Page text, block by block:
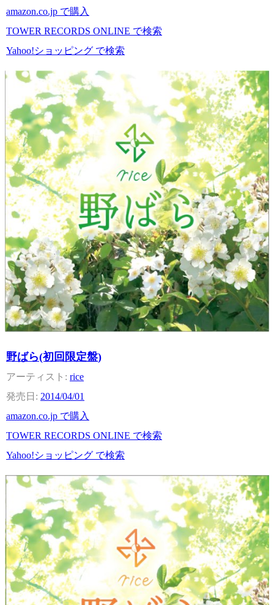
amazon.co.jp で購入
TOWER RECORDS ONLINE で検索
Yahoo!ショッピング で検索
野ばら(初回限定盤)
rice
2014/04/01
amazon.co.jp で購入
TOWER RECORDS ONLINE で検索
Yahoo!ショッピング で検索